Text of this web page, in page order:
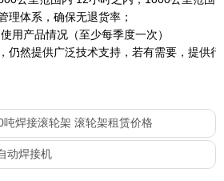
理体系，确保无退货率；
用产品情况（至少每季度一次）
仍然提供广泛技术支持，若有需要，提供
吨焊接滚轮架 滚轮架租赁价格
动焊接机